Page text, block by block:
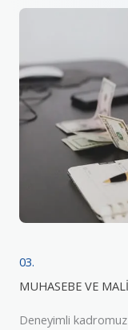
03.
MUHASEBE VE
Deneyimli